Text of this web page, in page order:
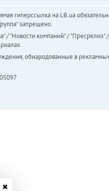
гиперссылка на LB.ua
запрещено.
"Новости компаний" /
обнародованные в